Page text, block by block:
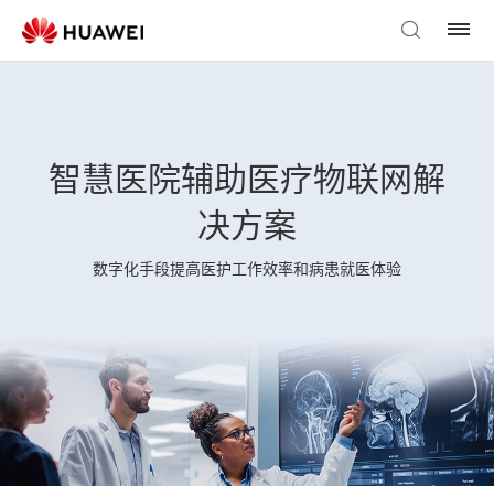
智慧医院辅助医疗物联网解
决方案
数字化手段提高医护工作效率和病患就医体验